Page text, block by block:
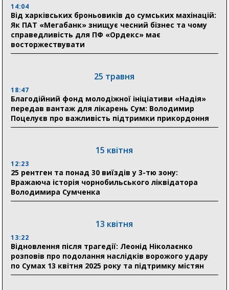
Ніколаєнко: у Сумах погодили 115 компенсацій на
відновлення житла майже на 6,6 млн грн
Сумщини пояснив, як отримати допомогу на зиму
17:52
«Укрексімбанк» припиняє виплату пенсій: у
Пенсійному фонді Сумщини пояснили, що робити
людям
відзнаки «Почесного громадянина міста Суми»
30 липня
Сумська клінічна лікарня Святого Пантелеймона
18:33
Олексій Романько долучився до обговорення Плану
стійкості Сумщини з Прем’єр-міністром
14:04
Від харківських броньовиків до сумських махінацій:
Як ПАТ «Мегабанк» знищує чесний бізнес та чому
справедливість для ПФ «Ордекс» має
восторжествувати
25 травня
18:47
Благодійний фонд молодіжної ініціативи «Надія»
передав вантаж для лікарень Сум: Володимир
Поцелуєв про важливість підтримки прикордоння
15 квітня
12:23
25 рентген та понад 30 виїздів у 3-тю зону:
Вражаюча історія чорнобильського ліквідатора
Володимира Сумченка
13 квітня
13:22
Відновлення після трагедії: Леонід Ніколаєнко
розповів про подолання наслідків ворожого удару
по Сумах 13 квітня 2025 року та підтримку містян